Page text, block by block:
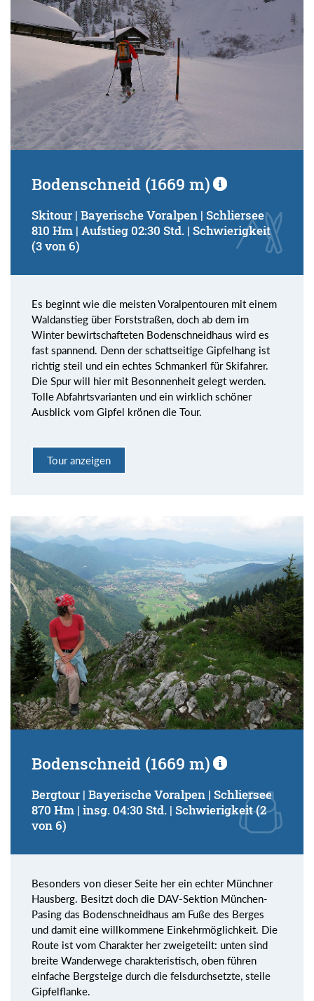
Bodenschneid (1669 m)
Skitour | Bayerische Voralpen | Schliersee
810 Hm | Aufstieg 02:30 Std. | Schwierigkeit
(3 von 6)
Es beginnt wie die meisten Voralpentouren mit einem
Waldanstieg über Forststraßen, doch ab dem im
Winter bewirtschafteten Bodenschneidhaus wird es
fast spannend. Denn der schattseitige Gipfelhang ist
richtig steil und ein echtes Schmankerl für Skifahrer.
Die Spur will hier mit Besonnenheit gelegt werden.
Tolle Abfahrtsvarianten und ein wirklich schöner
Ausblick vom Gipfel krönen die Tour.
Tour anzeigen
Bodenschneid (1669 m)
Bergtour | Bayerische Voralpen | Schliersee
870 Hm | insg. 04:30 Std. | Schwierigkeit (2
von 6)
Besonders von dieser Seite her ein echter Münchner
Hausberg. Besitzt doch die DAV-Sektion München-
Pasing das Bodenschneidhaus am Fuße des Berges
und damit eine willkommene Einkehrmöglichkeit. Die
Route ist vom Charakter her zweigeteilt: unten sind
breite Wanderwege charakteristisch, oben führen
einfache Bergsteige durch die felsdurchsetzte, steile
Gipfelflanke.